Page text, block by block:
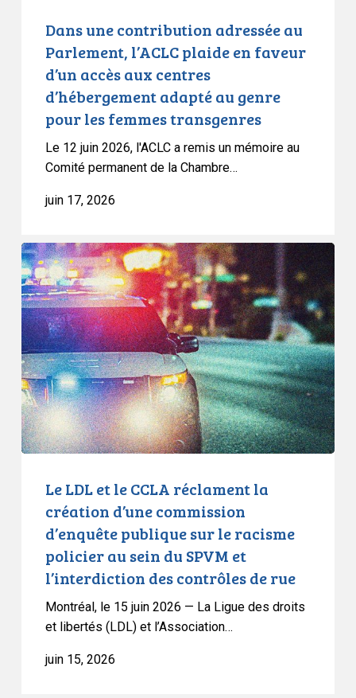
centres
d’hébergement
adapté
genre
femmes
Dans une contribution adressée au
Parlement, l’ACLC plaide en faveur
d’un accès aux centres
d’hébergement adapté au genre
pour les femmes transgenres
Le 12 juin 2026, l'ACLC a remis un mémoire au
Comité permanent de la Chambre…
juin 17, 2026
Le
LDL
et
le
CCLA
réclament
la
création
d’une
commission
d’enquête
racisme
policier
Le LDL et le CCLA réclament la
création d’une commission
d’enquête publique sur le racisme
policier au sein du SPVM et
l’interdiction des contrôles de rue
Montréal, le 15 juin 2026 — La Ligue des droits
et libertés (LDL) et l’Association…
juin 15, 2026